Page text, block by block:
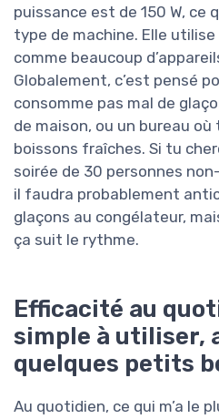
puissance est de 150 W, ce
type de machine. Elle
comme beaucoup
Globalement, c’est pensé
consomme pas mal de
de maison, ou un bureau
boissons fraîches. Si tu
soirée de 30 personnes
il faudra probablement
glaçons au congélateur,
ça suit le rythme.
Efficacité au
simple à utiliser,
quelques petits
Au quotidien, ce qui m’a le